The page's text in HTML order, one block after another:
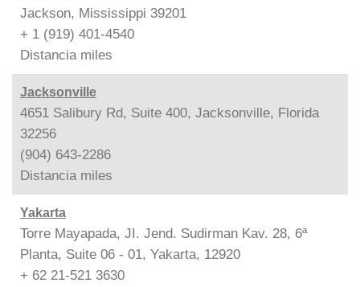
Jackson, Mississippi 39201
+ 1 (919) 401-4540
Distancia miles
Jacksonville
4651 Salibury Rd, Suite 400, Jacksonville, Florida
32256
(904) 643-2286
Distancia miles
Yakarta
Torre Mayapada, JI. Jend. Sudirman Kav. 28, 6ª
Planta, Suite 06 - 01, Yakarta, 12920
+ 62 21-521 3630